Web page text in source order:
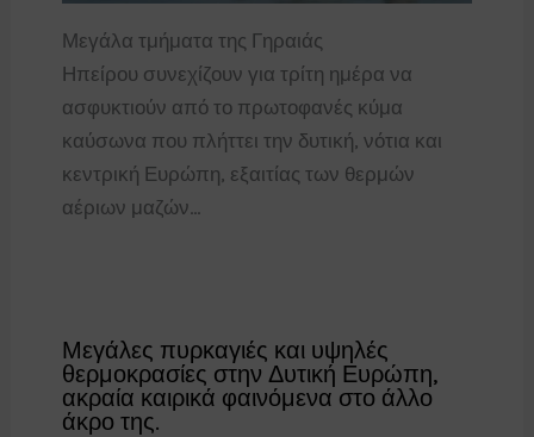
Μεγάλα τμήματα της Γηραιάς
Ηπείρου συνεχίζουν για τρίτη ημέρα να
ασφυκτιούν από το πρωτοφανές κύμα
καύσωνα που πλήττει την δυτική, νότια και
κεντρική Ευρώπη, εξαιτίας των θερμών
αέριων μαζών…
Μεγάλες πυρκαγιές και υψηλές
θερμοκρασίες στην Δυτική Ευρώπη,
ακραία καιρικά φαινόμενα στο άλλο
άκρο της.